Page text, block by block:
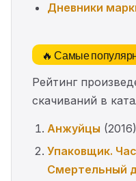
Дневники
🔥 Самые
Рейтинг
скачиваний в
Анжуйцы
Упаковщик.
Смертельный